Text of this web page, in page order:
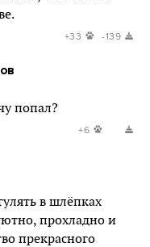
+33 -139
попал?
+6
в шлёпках
прохладно и
прекрасного